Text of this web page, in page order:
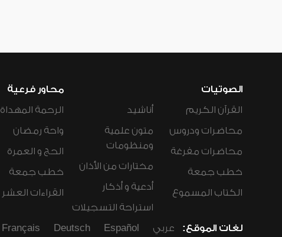
الصوتيات
القرآن الكريم
محاضرات ودروس
محاضرات مفرغة
خطب جمعة
الكتاب المسموع
أناشيد
متون علمية
ومنظومات
مختارات من الأذان
أدعية و أذكار
استراحة التسجيلات
محاور فرعية
الرحمة المهداة
واحة رمضان
الحج و العمرة
خطب جمعة
القراءات العشر
لغات الموقع: عربي Español
Deutsch
Français